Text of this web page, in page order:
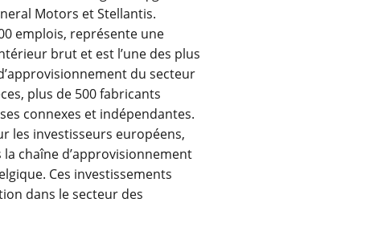
Motors et Stellantis.
emplois, représente une
brut et est l’une des plus
du secteur
plus de 500 fabricants
connexes et indépendantes.
les investisseurs européens,
chaîne d’approvisionnement
Ces investissements
dans le secteur des